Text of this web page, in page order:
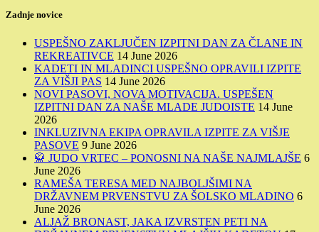
Zadnje novice
USPEŠNO ZAKLJUČEN IZPITNI DAN ZA ČLANE IN
REKREATIVCE 14 June 2026
KADETI IN MLADINCI USPEŠNO OPRAVILI IZPITE
ZA VIŠJI PAS 14 June 2026
NOVI PASOVI, NOVA MOTIVACIJA. USPEŠEN
IZPITNI DAN ZA NAŠE MLADE JUDOISTE 14 June
2026
INKLUZIVNA EKIPA OPRAVILA IZPITE ZA VIŠJE
PASOVE 9 June 2026
🥋 JUDO VRTEC – PONOSNI NA NAŠE NAJMLAJŠE 6
June 2026
RAMEŠA TERESA MED NAJBOLJŠIMI NA
DRŽAVNEM PRVENSTVU ZA ŠOLSKO MLADINO 6
June 2026
ALJAŽ BRONAST, JAKA IZVRSTEN PETI NA